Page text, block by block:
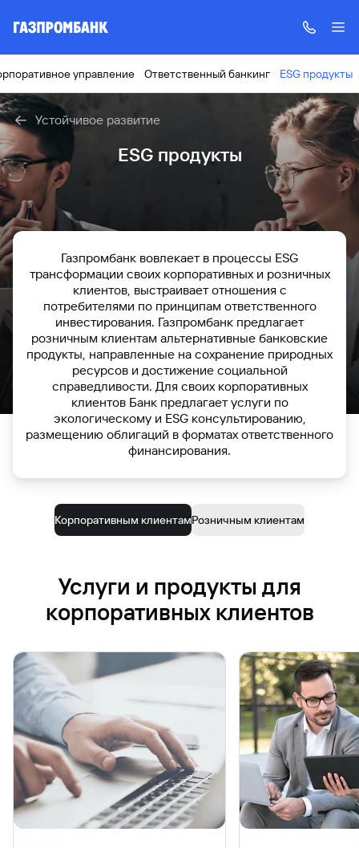
управление Ответственный банкинг ESG продукты
Устойчивое развитие
ESG продукты
Газпромбанк вовлекает в процессы ESG
трансформации своих корпоративных и розничных
клиентов, выстраивает отношения с
потребителями по принципам ответственного
инвестирования. Газпромбанк предлагает
розничным клиентам альтернативные банковские
продукты, направленные на сохранение природных
ресурсов и достижение социальной
справедливости. Для своих корпоративных
клиентов Банк предлагает услуги по
экологическому и ESG консультированию,
размещению облигаций в форматах ответственного
финансирования.
Корпоративным клиентамРозничным клиентам
Услуги и продукты для
корпоративных клиентов